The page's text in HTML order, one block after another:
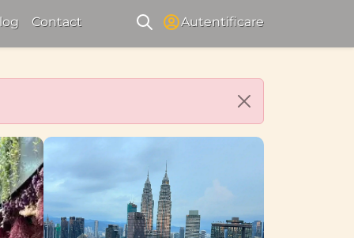
Contact Autentificare